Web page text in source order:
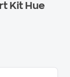
Kit Hue